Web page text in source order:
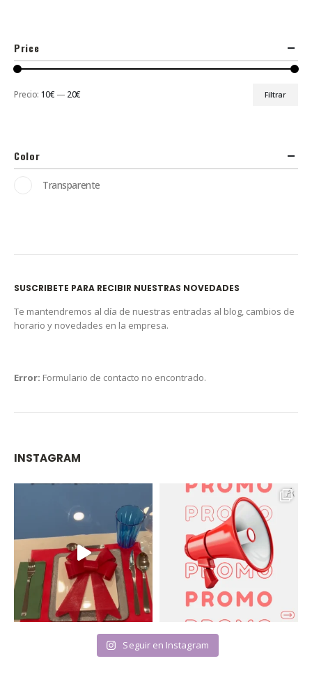
Price
Filtrar
Precio: 10€ — 20€
Color
Transparente
SUSCRIBETE PARA RECIBIR NUESTRAS NOVEDADES
Te mantendremos al día de nuestras entradas al blog, cambios de
horario y novedades en la empresa.
Error: Formulario de contacto no encontrado.
INSTAGRAM
Seguir en Instagram